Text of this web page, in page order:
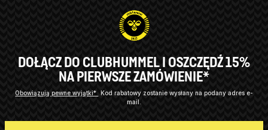
DOŁĄCZ DO CLUBHUMMEL I OSZCZĘDŹ 15%
NA PIERWSZE ZAMÓWIENIE*
Obowiązują pewne wyjątki*
Kod rabatowy zostanie wysłany na podany adres e-
mail.